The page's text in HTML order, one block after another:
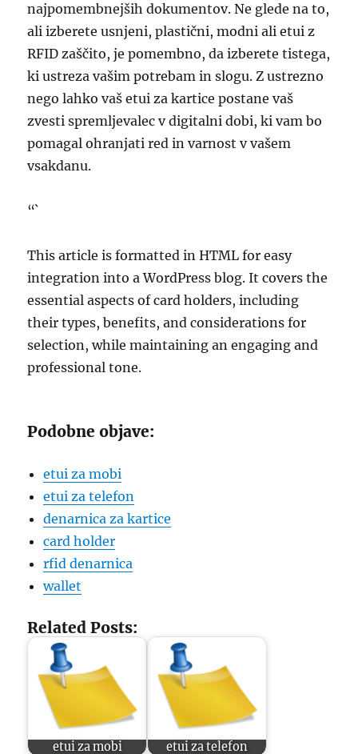
najpomembnejših dokumentov. Ne glede na to,
ali izberete usnjeni, plastični, modni ali etui z
RFID zaščito, je pomembno, da izberete tistega,
ki ustreza vašim potrebam in slogu. Z ustrezno
nego lahko vaš etui za kartice postane vaš
zvesti spremljevalec v digitalni dobi, ki vam bo
pomagal ohranjati red in varnost v vašem
vsakdanu.
“`
This article is formatted in HTML for easy
integration into a WordPress blog. It covers the
essential aspects of card holders, including
their types, benefits, and considerations for
selection, while maintaining an engaging and
professional tone.
Podobne objave:
etui za mobi
etui za telefon
denarnica za kartice
card holder
rfid denarnica
wallet
Related Posts:
etui za mobi etui za telefon